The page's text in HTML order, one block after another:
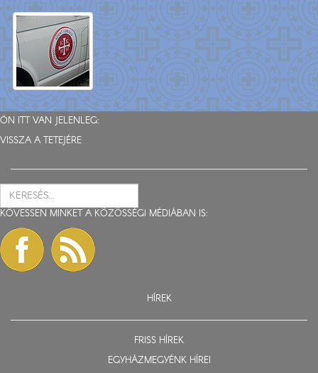
ÖN ITT VAN JELENLEG:
VISSZA A TETEJÉRE
KÖVESSEN MINKET A KÖZÖSSÉGI MÉDIÁBAN IS:
HÍREK
FRISS HÍREK
EGYHÁZMEGYÉNK HÍREI